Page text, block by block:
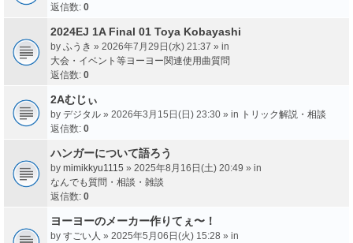
返信数: 0
2024EJ 1A Final 01 Toya Kobayashi
by ふうき » 2026年7月29日(水) 21:37 » in
大会・イベント等ヨーヨー関連使用曲質問
返信数: 0
2Aむじぃ
by デジタル » 2026年3月15日(日) 23:30 » in トリック解説・相談
返信数: 0
ハンガーについて語ろう
by mimikkyu1115 » 2025年8月16日(土) 20:49 » in
なんでも質問・相談・雑談
返信数: 0
ヨーヨーのメーカー作りてぇ〜！
by すごい人 » 2025年5月06日(火) 15:28 » in